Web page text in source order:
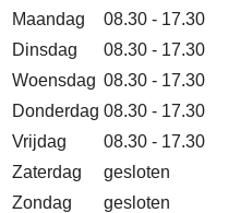
Maandag
08.30 - 17.30
Dinsdag
08.30 - 17.30
Woensdag 08.30 - 17.30
Donderdag 08.30 - 17.30
Vrijdag
08.30 - 17.30
Zaterdag
gesloten
Zondag
gesloten